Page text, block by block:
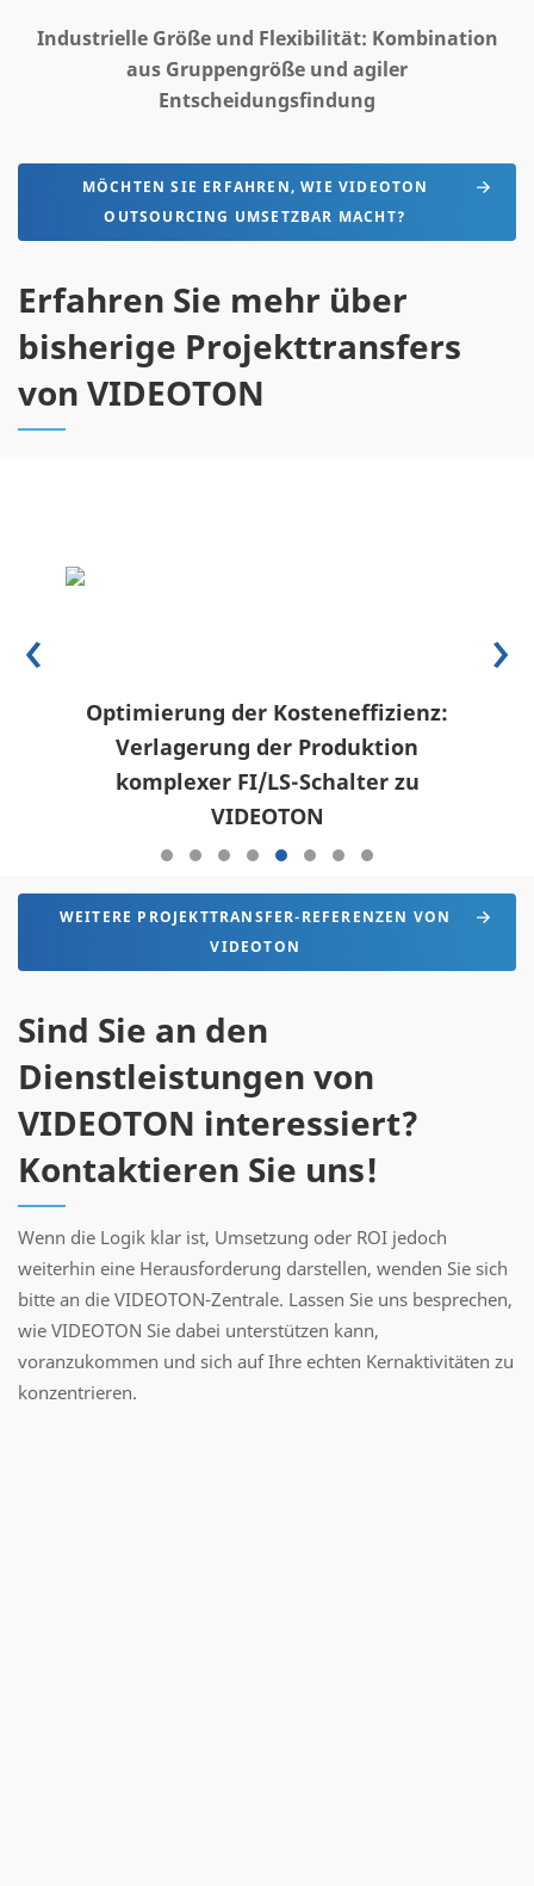
Industrielle Größe und Flexibilität: Kombination
aus Gruppengröße und agiler
Entscheidungsfindung
MÖCHTEN SIE ERFAHREN, WIE VIDEOTON
OUTSOURCING UMSETZBAR MACHT?
Erfahren Sie mehr über
bisherige Projekttransfers
von VIDEOTON
Transfer eines Elektrowerkzeug-
Portfolios: Strategisches
Outsourcing kabelgebundener und
akkubetriebener Produktfamilien
‹ ›
WEITERE PROJEKTTRANSFER-REFERENZEN VON
VIDEOTON
Sind Sie an den
Dienstleistungen von
VIDEOTON interessiert?
Kontaktieren Sie uns!
Wenn die Logik klar ist, Umsetzung oder ROI jedoch
weiterhin eine Herausforderung darstellen, wenden Sie sich
bitte an die VIDEOTON-Zentrale. Lassen Sie uns besprechen,
wie VIDEOTON Sie dabei unterstützen kann,
voranzukommen und sich auf Ihre echten Kernaktivitäten zu
konzentrieren.